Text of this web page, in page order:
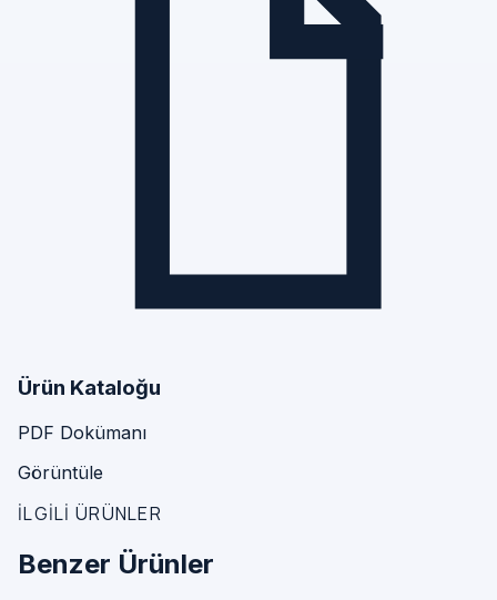
Ürün Kataloğu
PDF Dokümanı
Görüntüle
İLGİLİ ÜRÜNLER
Benzer Ürünler